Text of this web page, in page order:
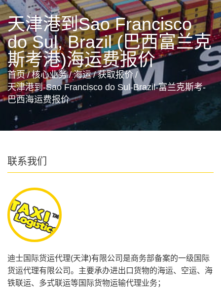
天津港到Sao Francisco
do Sul, Brazil (巴西富兰克
斯考港)海运费报价
首页 / 核心业务 / 海运 / 获取报价 /
天津港到-Sao Francisco do Sul-Brazil-富兰克斯考-
巴西海运费报价
联系我们
迪士国际货运代理(天津)有限公司是商务部备案的一级国际
货运代理有限公司。主要承办进出口货物的海运、空运、海
铁联运、多式联运等国际货物运输代理业务；